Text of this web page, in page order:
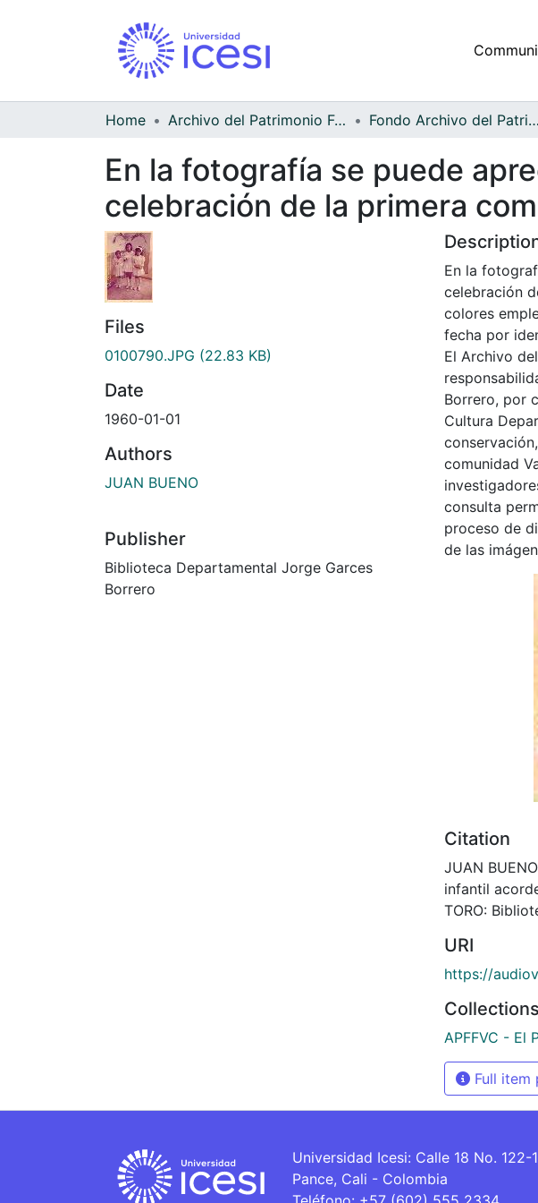
Home Archivo del Patrimonio Fotográfico y Fílmico del Valle del Cauca Fondo Archivo del Patrimonio Fotográfico y Fílmico del Valle del Cauca
En la fotografía se puede
celebración de la primera
Files
0100790.JPG (22.83 KB)
Date
1960-01-01
Authors
JUAN BUENO
Publisher
Biblioteca Departamental Jorge Garces
Borrero
En la
celebración
colores
fecha por
El Archivo
Borrero, por
Cultura
comunidad
consulta
proceso de
de las
Citation
JUAN
infantil
TORO:
URI
https://
Collections
APFFVC - El
Full item
Universidad Icesi: Calle 18 No. 122-
Pance, Cali - Colombia